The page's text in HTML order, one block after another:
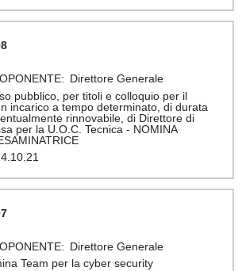
Direttore Generale
pubblico, per titoli e colloquio per il
incarico a tempo determinato, di durata
rinnovabile, di Direttore di
per la U.O.C. Tecnica - NOMINA
Direttore Generale
Team per la cyber security